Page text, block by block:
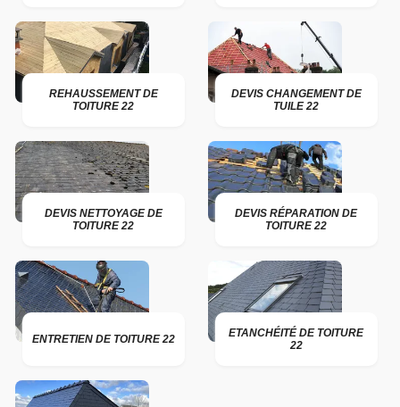
REHAUSSEMENT DE
TOITURE 22
DEVIS CHANGEMENT DE
TUILE 22
DEVIS NETTOYAGE DE
TOITURE 22
DEVIS RÉPARATION DE
TOITURE 22
ENTRETIEN DE TOITURE 22
ETANCHÉITÉ DE TOITURE
22